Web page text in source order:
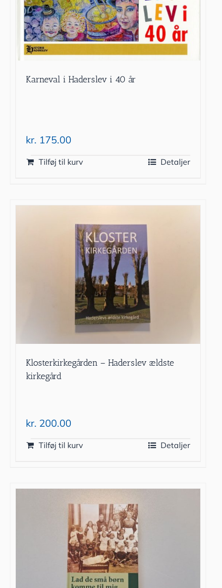
Karneval i Haderslev i 40 år
kr. 175.00
Tilføj til kurv Detaljer
Klosterkirkegården – Haderslev ældste
kirkegård
kr. 200.00
Tilføj til kurv Detaljer